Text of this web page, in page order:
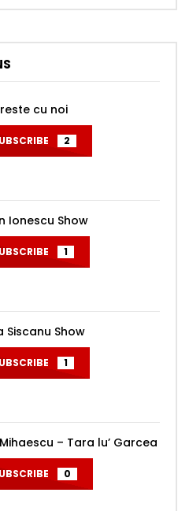
cu noi
2
Ionescu Show
1
Siscanu Show
1
– Tara lu’ Garcea
0